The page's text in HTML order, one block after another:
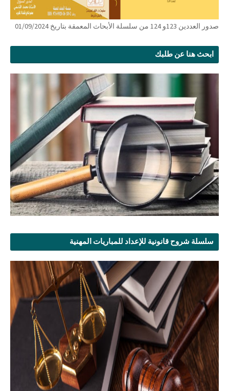
صدور العددين 123و 124 من سلسلة الأبحاث المعمقة بتاريخ 01/09/2024
ابحث هنا عن طلبك
سلسلة شروح قانونية للإعداد للمباريات المهنية